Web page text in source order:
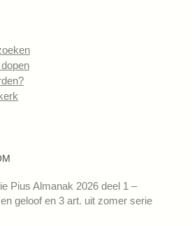
Pius Almanak 2026 deel 1 –
geloof en 3 art. uit zomer serie